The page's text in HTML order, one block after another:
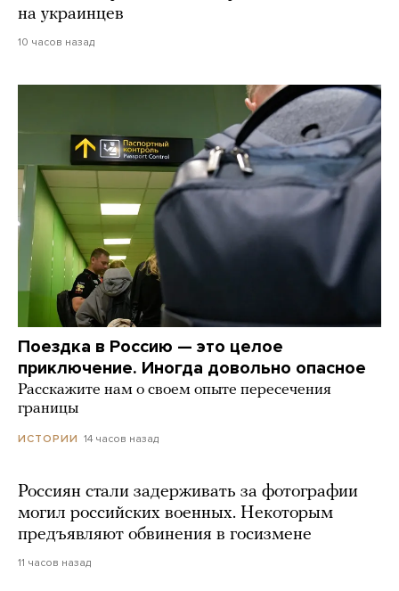
на украинцев
10 часов назад
Поездка в Россию — это целое
приключение. Иногда довольно опасное
Расскажите нам о своем опыте пересечения
границы
ИСТОРИИ 14 часов назад
Россиян стали задерживать за фотографии
могил российских военных. Некоторым
предъявляют обвинения в госизмене
11 часов назад